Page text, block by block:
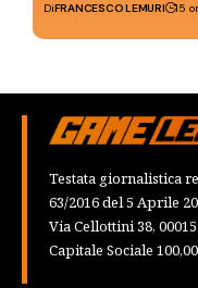
DiFRANCESCO LEMURI 15
Testata giornalistica
63/2016 del 5 Aprile
Via Cellottini 38,
Capitale Sociale